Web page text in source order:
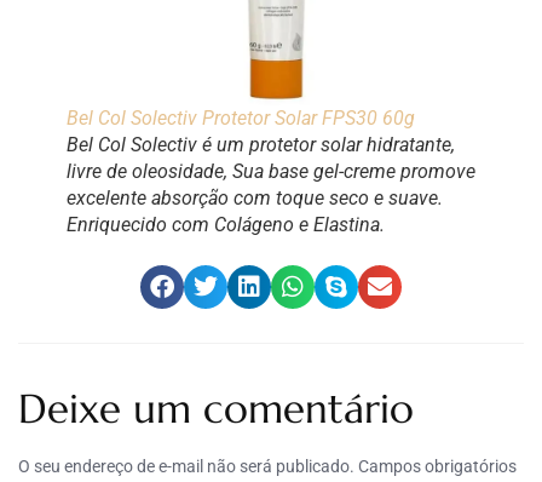
Bel Col Solectiv Protetor Solar FPS30 60g
Bel Col Solectiv é um protetor solar hidratante,
livre de oleosidade, Sua base gel-creme promove
excelente absorção com toque seco e suave.
Enriquecido com Colágeno e Elastina.
Deixe um comentário
O seu endereço de e-mail não será publicado. Campos obrigatórios